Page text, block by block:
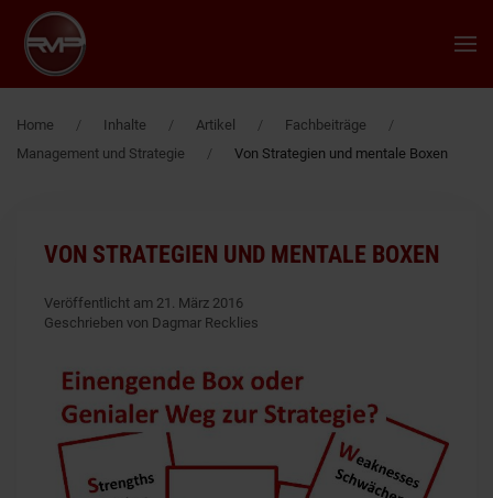
Zum Hauptinhalt springen
Home Inhalte Artikel
Fachbeiträge
Management und Strategie
Von Strategien und mentale Boxen
VON STRATEGIEN UND MENTALE BOXEN
Veröffentlicht am 21. März 2016
Geschrieben von Dagmar Recklies